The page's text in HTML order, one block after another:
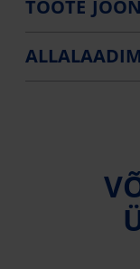
TOOTE